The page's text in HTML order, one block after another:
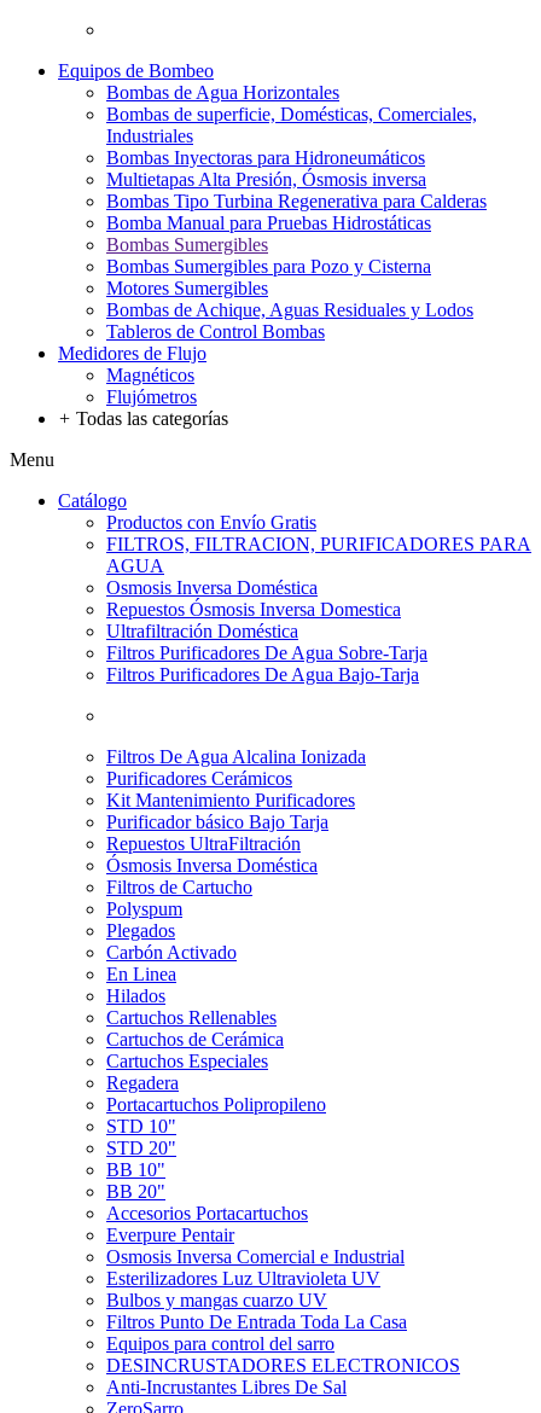
Equipos de Bombeo
Bombas de Agua Horizontales
Bombas de superficie, Domésticas, Comerciales,
Industriales
Bombas Inyectoras para Hidroneumáticos
Multietapas Alta Presión, Ósmosis inversa
Bombas Tipo Turbina Regenerativa para Calderas
Bomba Manual para Pruebas Hidrostáticas
Bombas Sumergibles
Bombas Sumergibles para Pozo y Cisterna
Motores Sumergibles
Bombas de Achique, Aguas Residuales y Lodos
Tableros de Control Bombas
Medidores de Flujo
Magnéticos
Flujómetros
+ Todas las categorías
Menu
Catálogo
Productos con Envío Gratis
FILTROS, FILTRACION, PURIFICADORES PARA
AGUA
Osmosis Inversa Doméstica
Repuestos Ósmosis Inversa Domestica
Ultrafiltración Doméstica
Filtros Purificadores De Agua Sobre-Tarja
Filtros Purificadores De Agua Bajo-Tarja
Filtros De Agua Alcalina Ionizada
Purificadores Cerámicos
Kit Mantenimiento Purificadores
Purificador básico Bajo Tarja
Repuestos UltraFiltración
Ósmosis Inversa Doméstica
Filtros de Cartucho
Polyspum
Plegados
Carbón Activado
En Linea
Hilados
Cartuchos Rellenables
Cartuchos de Cerámica
Cartuchos Especiales
Regadera
Portacartuchos Polipropileno
STD 10"
STD 20"
BB 10"
BB 20"
Accesorios Portacartuchos
Everpure Pentair
Osmosis Inversa Comercial e Industrial
Esterilizadores Luz Ultravioleta UV
Bulbos y mangas cuarzo UV
Filtros Punto De Entrada Toda La Casa
Equipos para control del sarro
DESINCRUSTADORES ELECTRONICOS
Anti-Incrustantes Libres De Sal
ZeroSarro